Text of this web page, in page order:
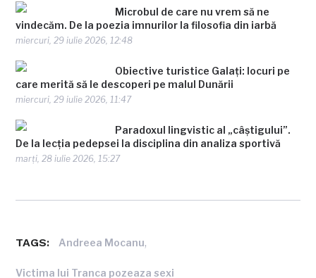
Microbul de care nu vrem să ne
vindecăm. De la poezia imnurilor la filosofia din iarbă
miercuri, 29 iulie 2026, 12:48
Obiective turistice Galați: locuri pe
care merită să le descoperi pe malul Dunării
miercuri, 29 iulie 2026, 11:47
Paradoxul lingvistic al „câștigului”.
De la lecția pedepsei la disciplina din analiza sportivă
marți, 28 iulie 2026, 15:27
TAGS: Andreea Mocanu,
Victima lui Tranca pozeaza sexi